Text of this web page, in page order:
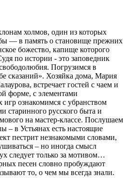
холмов, один из которых
— в память о становище прежних
божество, капище которого
по истории - это заповедник
Погрузимся в
сказаний». Хозяйка дома, Мария
встречает гостей с чаем и
форме, с элементами
ознакомимся с убранством
старинного русского быта и
на мастер-классе. Послушаем
– в Устьянах есть настоящие
пестрит незнакомыми словами,
– но иногда смысл
следует только за мотивом…
песен словно пробуждают
то, о чем мы всегда знали.